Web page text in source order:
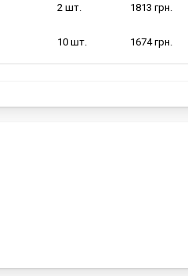
2 шт. 1813 грн.
10 шт. 1674 грн.